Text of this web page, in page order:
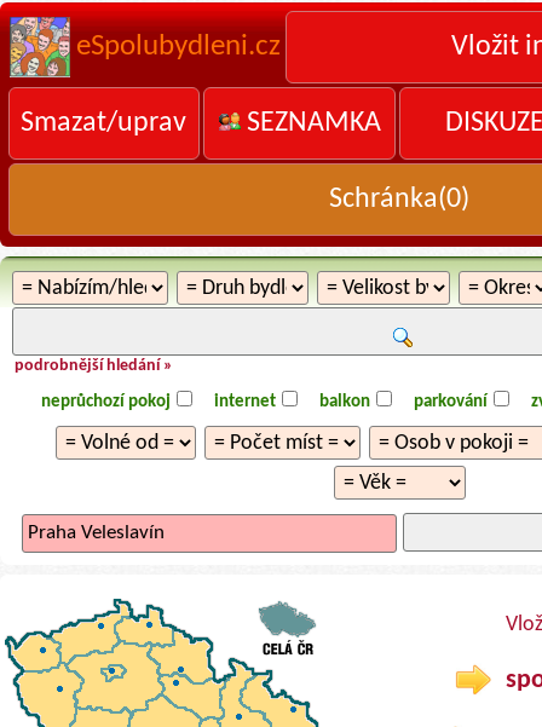
eSpolubydleni.cz Vložit
Smazat/uprav SEZNAMKA
Schránka(0)
podrobnější hledání »
neprůchozí pokoj internet balkon parkování